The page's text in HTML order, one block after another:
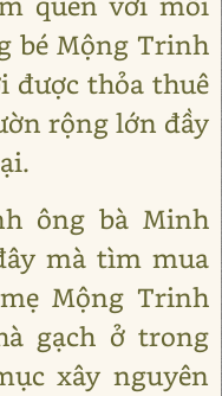
bé Mộng Trinh
được thỏa thuê
rộng lớn đầy
ông bà Minh
mà tìm mua
Mộng Trinh
gạch ở trong
xây nguyên